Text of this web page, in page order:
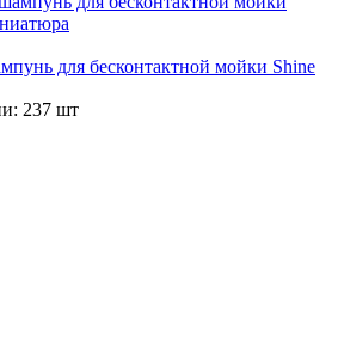
для бесконтактной мойки Shine
237 шт